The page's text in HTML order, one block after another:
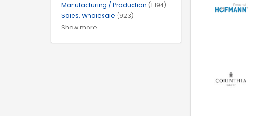
Manufacturing / Production (1 194)
Sales, Wholesale (923)
Show more